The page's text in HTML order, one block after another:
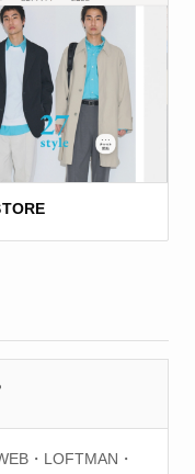
・LOFTMAN・